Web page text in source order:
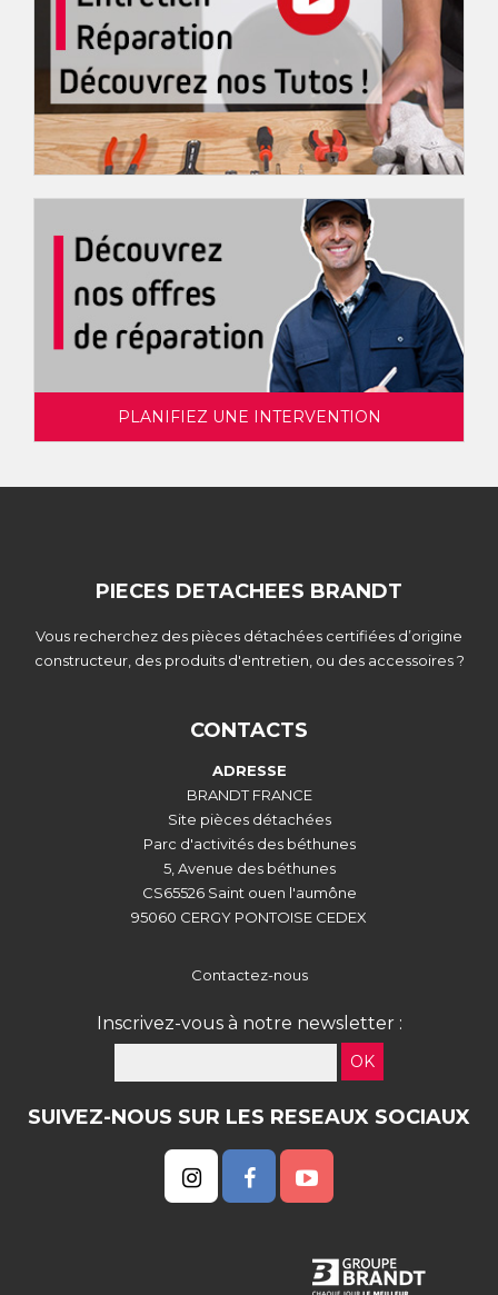
PLANIFIEZ UNE INTERVENTION
PIECES DETACHEES BRANDT
Vous recherchez des pièces détachées certifiées d’origine
constructeur, des produits d'entretien, ou des accessoires ?
CONTACTS
ADRESSE
BRANDT FRANCE
Site pièces détachées
Parc d'activités des béthunes
5, Avenue des béthunes
CS65526 Saint ouen l'aumône
95060 CERGY PONTOISE CEDEX
Contactez-nous
Inscrivez-vous à notre newsletter :
OK
SUIVEZ-NOUS SUR LES RESEAUX SOCIAUX